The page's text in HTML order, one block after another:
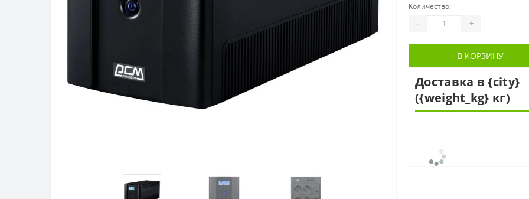
Количество:
- +
В КОРЗИНУ
Доставка в {city}
({weight_kg} кг)